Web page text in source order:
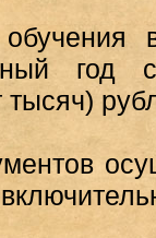
обучения
год
тысяч)